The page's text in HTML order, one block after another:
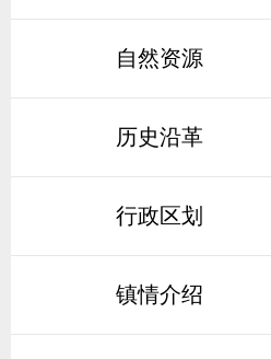
自然资源
历史沿革
行政区划
镇情介绍